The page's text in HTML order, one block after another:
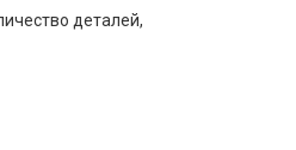
деталей,